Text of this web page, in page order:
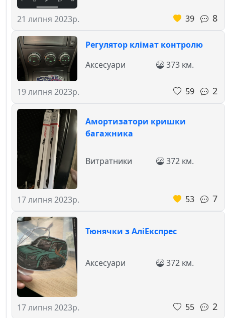
21 липня 2023р. 39 8
Регулятор клімат контролю
19 липня 2023р.
Аксесуари 373 км.
59 2
Амортизатори кришки
багажника
17 липня 2023р.
Витратники 372 км.
53 7
Тюнячки з АліЕкспрес
17 липня 2023р.
Аксесуари 372 км.
55 2